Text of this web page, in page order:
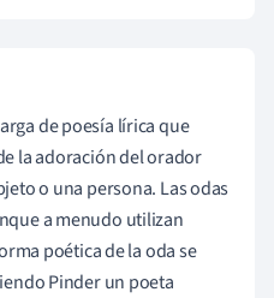
de poesía lírica que
la adoración del orador
o una persona. Las odas
a menudo utilizan
poética de la oda se
Pinder un poeta